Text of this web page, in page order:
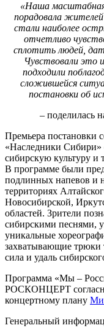
«Наша
порадовала
стали наиболее
отчетливо
сплотить людей,
Чувствовали это
подходили
сложившейся
постановки об
– поделилась
Премьера постановки
«Наследники Сибири»
сибирскую культуру и
В программе были
подлинных напевов и
территориях
Новосибирской,
областей. Зрители
сибирскими песнями,
уникальные
захватывающие трюки
сила и удаль
Программа «Мы –
РОСКОНЦЕРТ
концертному плану
Генеральный